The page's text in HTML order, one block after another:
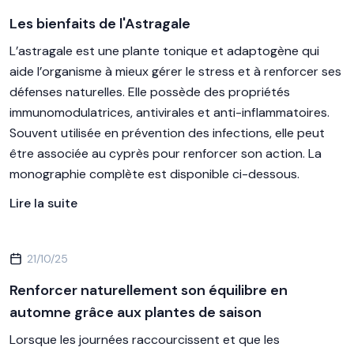
Les bienfaits de l'Astragale
L’astragale est une plante tonique et adaptogène qui
aide l’organisme à mieux gérer le stress et à renforcer ses
défenses naturelles. Elle possède des propriétés
immunomodulatrices, antivirales et anti-inflammatoires.
Souvent utilisée en prévention des infections, elle peut
être associée au cyprès pour renforcer son action. La
monographie complète est disponible ci-dessous.
Lire la suite
21/10/25
Renforcer naturellement son équilibre en
automne grâce aux plantes de saison
Lorsque les journées raccourcissent et que les